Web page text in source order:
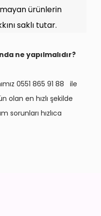
ürünlerin
saklı tutar.
ne yapılmalıdır?
0551 865 91 88 ile
olan en hızlı şekilde
sorunları hızlıca